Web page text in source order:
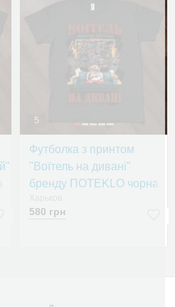
5
Футболка з принтом
"Воїтель на дивані"
бренду ПOTEKLO чорна
580 грн